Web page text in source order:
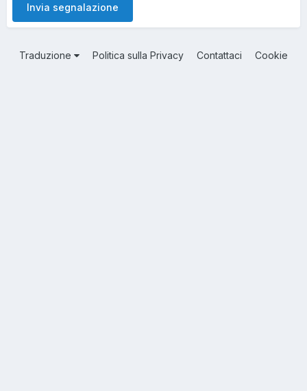
Invia segnalazione
Traduzione Politica sulla Privacy Contattaci Cookie